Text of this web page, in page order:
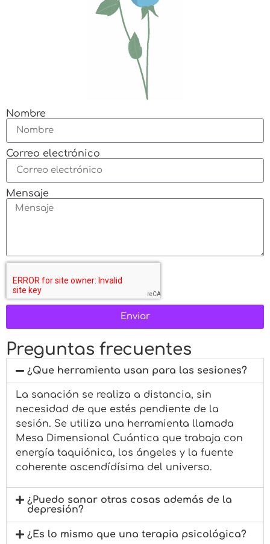
Nombre
Correo electrónico
Mensaje
Enviar
Preguntas frecuentes
¿Que herramienta usan para las sesiones?
La sanación se realiza a distancia, sin
necesidad de que estés pendiente de la
sesión. Se utiliza una herramienta llamada
Mesa Dimensional Cuántica que trabaja con
energía taquiónica, los ángeles y la fuente
coherente ascendídísima del universo.
¿Puedo sanar otras cosas además de la
depresión?
¿Es lo mismo que una terapia psicológica?